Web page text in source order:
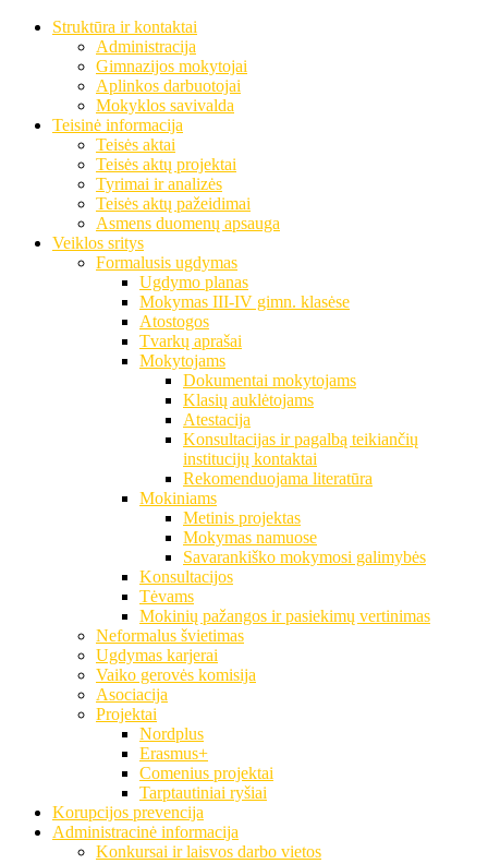
Struktūra ir kontaktai
Administracija
Gimnazijos mokytojai
Aplinkos darbuotojai
Mokyklos savivalda
Teisinė informacija
Teisės aktai
Teisės aktų projektai
Tyrimai ir analizės
Teisės aktų pažeidimai
Asmens duomenų apsauga
Veiklos sritys
Formalusis ugdymas
Ugdymo planas
Mokymas III-IV gimn. klasėse
Atostogos
Tvarkų aprašai
Mokytojams
Dokumentai mokytojams
Klasių auklėtojams
Atestacija
Konsultacijas ir pagalbą teikiančių
institucijų kontaktai
Rekomenduojama literatūra
Mokiniams
Metinis projektas
Mokymas namuose
Savarankiško mokymosi galimybės
Konsultacijos
Tėvams
Mokinių pažangos ir pasiekimų vertinimas
Neformalus švietimas
Ugdymas karjerai
Vaiko gerovės komisija
Asociacija
Projektai
Nordplus
Erasmus+
Comenius projektai
Tarptautiniai ryšiai
Korupcijos prevencija
Administracinė informacija
Konkursai ir laisvos darbo vietos